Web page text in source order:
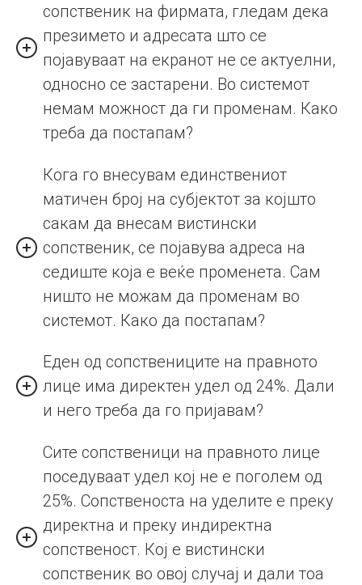
сопственик на фирмата, гледам дека
презимето и адресата што се
појавуваат на екранот не се актуелни,
односно се застарени. Во системот
немам можност да ги променам. Како
треба да постапам?
Кога го внесувам единствениот
матичен број на субјектот за којшто
сакам да внесам вистински
сопственик, се појавува адреса на
седиште која е веќе променета. Сам
ништо не можам да променам во
системот. Како да постапам?
Еден од сопствениците на правното
лице има директен удел од 24%. Дали
и него треба да го пријавам?
Сите сопственици на правното лице
поседуваат удел кој не е поголем од
25%. Сопственоста на уделите е преку
директна и преку индиректна
сопственост. Кој е вистински
сопственик во овој случај и дали тоа